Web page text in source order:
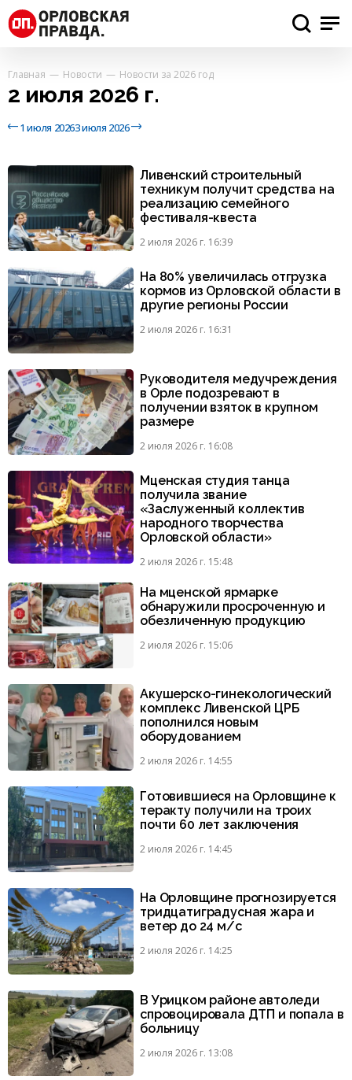
Главная Новости Новости за 2026 год
2 июля 2026 г.
1 июля 20263 июля 2026
Ливенский строительный
техникум получит средства на
реализацию семейного
фестиваля-квеста
2 июля 2026 г. 16:39
На 80% увеличилась отгрузка
кормов из Орловской области в
другие регионы России
2 июля 2026 г. 16:31
Руководителя медучреждения
в Орле подозревают в
получении взяток в крупном
размере
2 июля 2026 г. 16:08
Мценская студия танца
получила звание
«Заслуженный коллектив
народного творчества
Орловской области»
2 июля 2026 г. 15:48
На мценской ярмарке
обнаружили просроченную и
обезличенную продукцию
2 июля 2026 г. 15:06
Акушерско-гинекологический
комплекс Ливенской ЦРБ
пополнился новым
оборудованием
2 июля 2026 г. 14:55
Готовившиеся на Орловщине к
теракту получили на троих
почти 60 лет заключения
2 июля 2026 г. 14:45
На Орловщине прогнозируется
тридцатиградусная жара и
ветер до 24 м/с
2 июля 2026 г. 14:25
В Урицком районе автоледи
спровоцировала ДТП и попала в
больницу
2 июля 2026 г. 13:08